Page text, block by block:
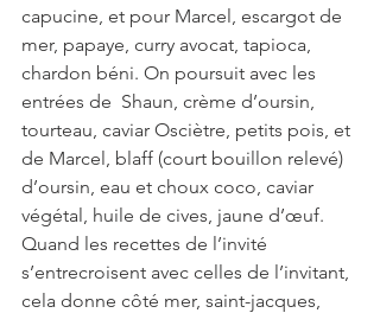
capucine, et pour Marcel, escargot de
mer, papaye, curry avocat, tapioca,
chardon béni. On poursuit avec les
entrées de  Shaun, crème d’oursin,
tourteau, caviar Osciètre, petits pois, et
de Marcel, blaff (court bouillon relevé)
d’oursin, eau et choux coco, caviar
végétal, huile de cives, jaune d’œuf.
Quand les recettes de l’invité
s’entrecroisent avec celles de l’invitant,
cela donne côté mer, saint-jacques,